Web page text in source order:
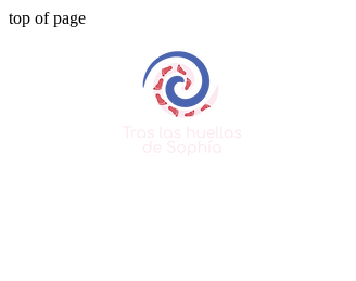
top of page